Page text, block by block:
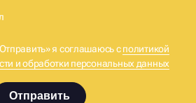
я соглашаюсь сполитикой
и обработки персональных данных
Отправить